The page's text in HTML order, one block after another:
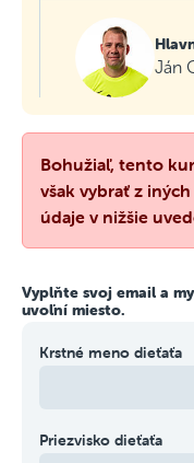
Ján
Bohužiaľ, tento
však vybrať z
údaje v nižšie
Vyplňte svoj email a
uvoľní miesto.
Krstné meno dieťaťa
Priezvisko dieťaťa